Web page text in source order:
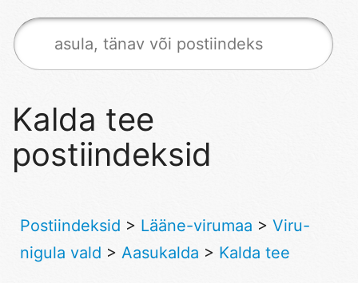
Kalda tee
postiindeksid
Postiindeksid > Lääne-virumaa > Viru-
nigula vald > Aasukalda > Kalda tee